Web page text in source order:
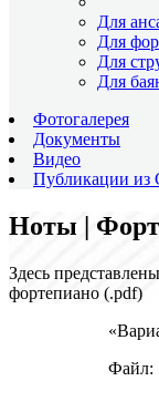
Для
Для
Для
Для
Фотогалерея
Документы
Видео
Публикации
Ноты |
Здесь
фортепиано (.pdf)
Файл: